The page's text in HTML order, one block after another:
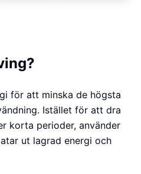
för att minska de högsta
Istället för att dra
korta perioder, använder
ut lagrad energi och